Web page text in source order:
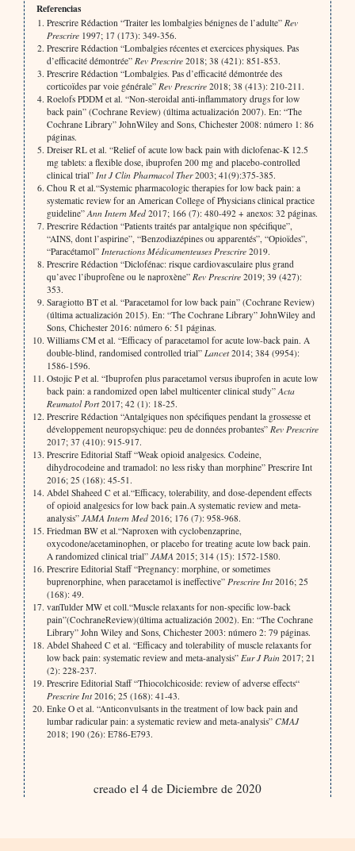
Referencias
Prescrire Rédaction “Traiter les lombalgies bénignes de l’adulte” Rev
Prescrire1997; 17 (173): 349-356.
Prescrire Rédaction “Lombalgies récentes et exercices physiques. Pas
d’efficacité démontrée” Rev Prescrire2018; 38 (421): 851-853.
Prescrire Rédaction “Lombalgies. Pas d’efficacité démontrée des
corticoïdes par voie générale” Rev Prescrire2018; 38 (413): 210-211.
Roelofs PDDM et al. “Non-steroidal anti-inflammatory drugs for low
back pain” (Cochrane Review) (última actualización 2007). En: “The
Cochrane Library” JohnWiley and Sons, Chichester 2008: número 1: 86
páginas.
Dreiser RL et al. “Relief of acute low back pain with diclofenac-K 12.5
mg tablets: a flexible dose, ibuprofen 200 mg and placebo-controlled
clinical trial” Int J Clin Pharmacol Ther2003; 41(9):375-385.
Chou R et al.“Systemic pharmacologic therapies for low back pain: a
systematic review for an American College of Physicians clinical practice
guideline” Ann Intern Med 2017; 166 (7): 480-492 + anexos: 32 páginas.
Prescrire Rédaction “Patients traités par antalgique non spécifique”,
“AINS, dont l’aspirine”, “Benzodiazépines ou apparentés”, “Opioïdes”,
“Paracétamol” Interactions Médicamenteuses Prescrire2019.
Prescrire Rédaction “Diclofénac: risque cardiovasculaire plus grand
qu’avec l’ibuprofène ou le naproxène” Rev Prescrire2019; 39 (427):
353.
Saragiotto BT et al. “Paracetamol for low back pain” (Cochrane Review)
(última actualización 2015). En: “The Cochrane Library” JohnWiley and
Sons, Chichester 2016: número 6: 51 páginas.
Williams CM et al. “Efficacy of paracetamol for acute low-back pain. A
double-blind, randomised controlled trial” Lancet2014; 384 (9954):
1586-1596.
Ostojic P et al. “Ibuprofen plus paracetamol versus ibuprofen in acute low
back pain: a randomized open label multicenter clinical study” Acta
Reumatol Port2017; 42 (1): 18-25.
Prescrire Rédaction “Antalgiques non spécifiques pendant la grossesse et
développement neuropsychique: peu de données probantes” Rev Prescrire
2017; 37 (410): 915-917.
Prescrire Editorial Staff “Weak opioid analgesics. Codeine,
dihydrocodeine and tramadol: no less risky than morphine” Prescrire Int
2016; 25 (168): 45-51.
Abdel Shaheed C et al.“Efficacy, tolerability, and dose-dependent effects
of opioid analgesics for low back pain.A systematic review and meta-
analysis” JAMA Intern Med2016; 176 (7): 958-968.
Friedman BW et al.“Naproxen with cyclobenzaprine,
oxycodone/acetaminophen, or placebo for treating acute low back pain.
A randomized clinical trial” JAMA 2015; 314 (15): 1572-1580.
Prescrire Editorial Staff “Pregnancy: morphine, or sometimes
buprenorphine, when paracetamol is ineffective” Prescrire Int2016; 25
(168): 49.
vanTulder MW et coll.“Muscle relaxants for non-specific low-back
pain”(CochraneReview)(última actualización 2002). En: “The Cochrane
Library” John Wiley and Sons, Chichester 2003: número 2: 79 páginas.
Abdel Shaheed C et al. “Efficacy and tolerability of muscle relaxants for
low back pain: systematic review and meta-analysis” Eur J Pain 2017; 21
(2): 228-237.
Prescrire Editorial Staff “Thiocolchicoside: review of adverse effects“
Prescrire Int2016; 25 (168): 41-43.
Enke O et al. “Anticonvulsants in the treatment of low back pain and
lumbar radicular pain: a systematic review and meta-analysis” CMAJ
2018; 190 (26): E786-E793.
creado el 4 de Diciembre de 2020